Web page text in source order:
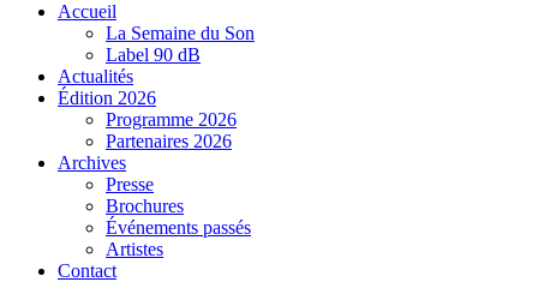
Accueil
La Semaine du Son
Label 90 dB
Actualités
Édition 2026
Programme 2026
Partenaires 2026
Archives
Presse
Brochures
Événements passés
Artistes
Contact